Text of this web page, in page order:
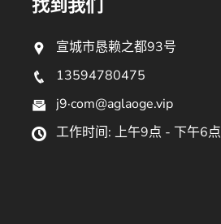
找到我们
宣城市恳赖之都93号
13594780475
j9·com@aglaoge.vip
工作时间: 上午9点 - 下午6点